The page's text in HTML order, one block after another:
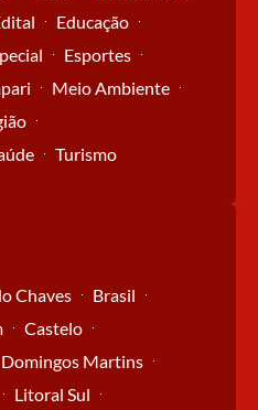
Educação
Esportes
Meio Ambiente
Turismo
Chaves
Brasil
Castelo
Domingos Martins
Litoral Sul